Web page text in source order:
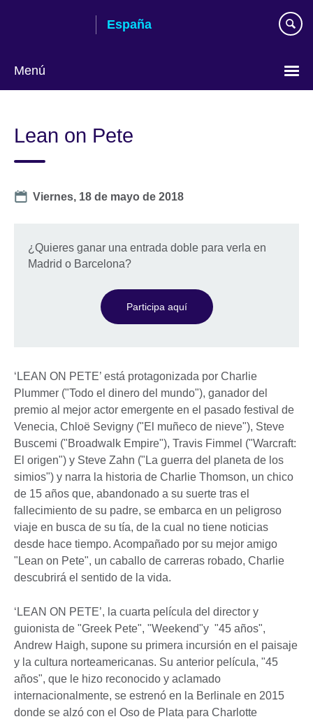
España
Menú
Lean on Pete
Date
Viernes, 18 de mayo de 2018
¿Quieres ganar una entrada doble para verla en
Madrid o Barcelona?
Participa aquí
‘LEAN ON PETE’ está protagonizada por Charlie
Plummer ("Todo el dinero del mundo"), ganador del
premio al mejor actor emergente en el pasado festival de
Venecia, Chloë Sevigny ("El muñeco de nieve"), Steve
Buscemi ("Broadwalk Empire"), Travis Fimmel ("Warcraft:
El origen") y Steve Zahn ("La guerra del planeta de los
simios") y narra la historia de Charlie Thomson, un chico
de 15 años que, abandonado a su suerte tras el
fallecimiento de su padre, se embarca en un peligroso
viaje en busca de su tía, de la cual no tiene noticias
desde hace tiempo. Acompañado por su mejor amigo
"Lean on Pete", un caballo de carreras robado, Charlie
descubrirá el sentido de la vida.
‘LEAN ON PETE’, la cuarta película del director y
guionista de "Greek Pete", "Weekend"y "45 años",
Andrew Haigh, supone su primera incursión en el paisaje
y la cultura norteamericanas. Su anterior película, "45
años", que le hizo reconocido y aclamado
internacionalmente, se estrenó en la Berlinale en 2015
donde se alzó con el Oso de Plata para Charlotte